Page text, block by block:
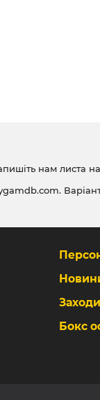
нам листа на
.
Заходи
Бокс